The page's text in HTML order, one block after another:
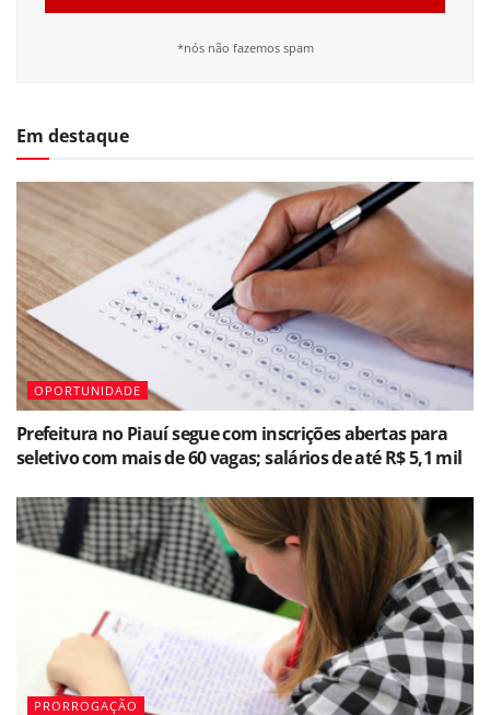
*nós não fazemos spam
Em destaque
OPORTUNIDADE
Prefeitura no Piauí segue com inscrições abertas para
seletivo com mais de 60 vagas; salários de até R$ 5,1 mil
PRORROGAÇÃO